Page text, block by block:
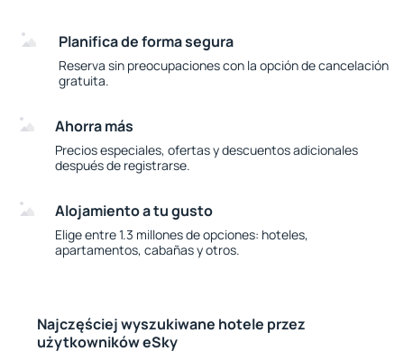
Planifica de forma segura
Reserva sin preocupaciones con la opción de cancelación
gratuita.
Ahorra más
Precios especiales, ofertas y descuentos adicionales
después de registrarse.
Alojamiento a tu gusto
Elige entre 1.3 millones de opciones: hoteles,
apartamentos, cabañas y otros.
Najczęściej wyszukiwane hotele przez
użytkowników eSky